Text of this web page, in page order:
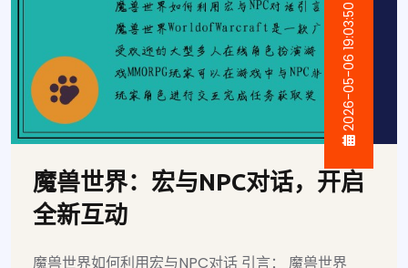
2026-05-06 19:03:50
魔兽世界：宏与NPC对话，开启
全新互动
魔兽世界如何利用宏与NPC对话 引言： 魔兽世界